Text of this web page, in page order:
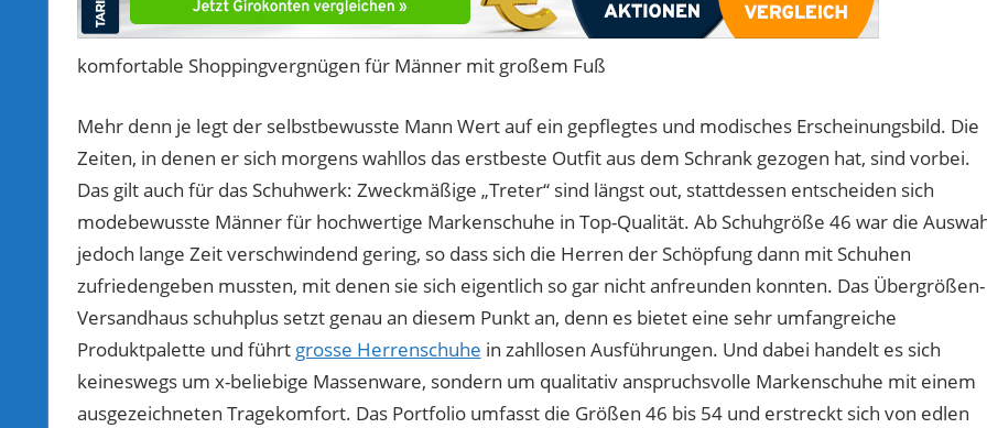
komfortable Shoppingvergnügen für Männer mit großem Fuß
Mehr denn je legt der selbstbewusste Mann Wert auf ein gepflegtes und modisches Erscheinungsbild. Die
Zeiten, in denen er sich morgens wahllos das erstbeste Outfit aus dem Schrank gezogen hat, sind vorbei.
Das gilt auch für das Schuhwerk: Zweckmäßige „Treter“ sind längst out, stattdessen entscheiden sich
modebewusste Männer für hochwertige Markenschuhe in Top-Qualität. Ab Schuhgröße 46 war die
jedoch lange Zeit verschwindend gering, so dass sich die Herren der Schöpfung dann mit Schuhen
zufriedengeben mussten, mit denen sie sich eigentlich so gar nicht anfreunden konnten. Das Übergrößen-
Versandhaus schuhplus setzt genau an diesem Punkt an, denn es bietet eine sehr umfangreiche
Produktpalette und führt grosse Herrenschuhe in zahllosen Ausführungen. Und dabei handelt es sich
keineswegs um x-beliebige Massenware, sondern um qualitativ anspruchsvolle Markenschuhe mit einem
ausgezeichneten Tragekomfort. Das Portfolio umfasst die Größen 46 bis 54 und erstreckt sich von edlen